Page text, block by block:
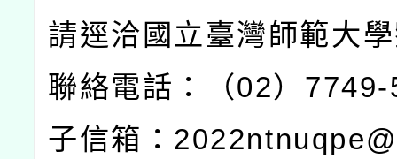
請逕洽國立臺灣師範大
聯絡電話：（02）
子信箱：